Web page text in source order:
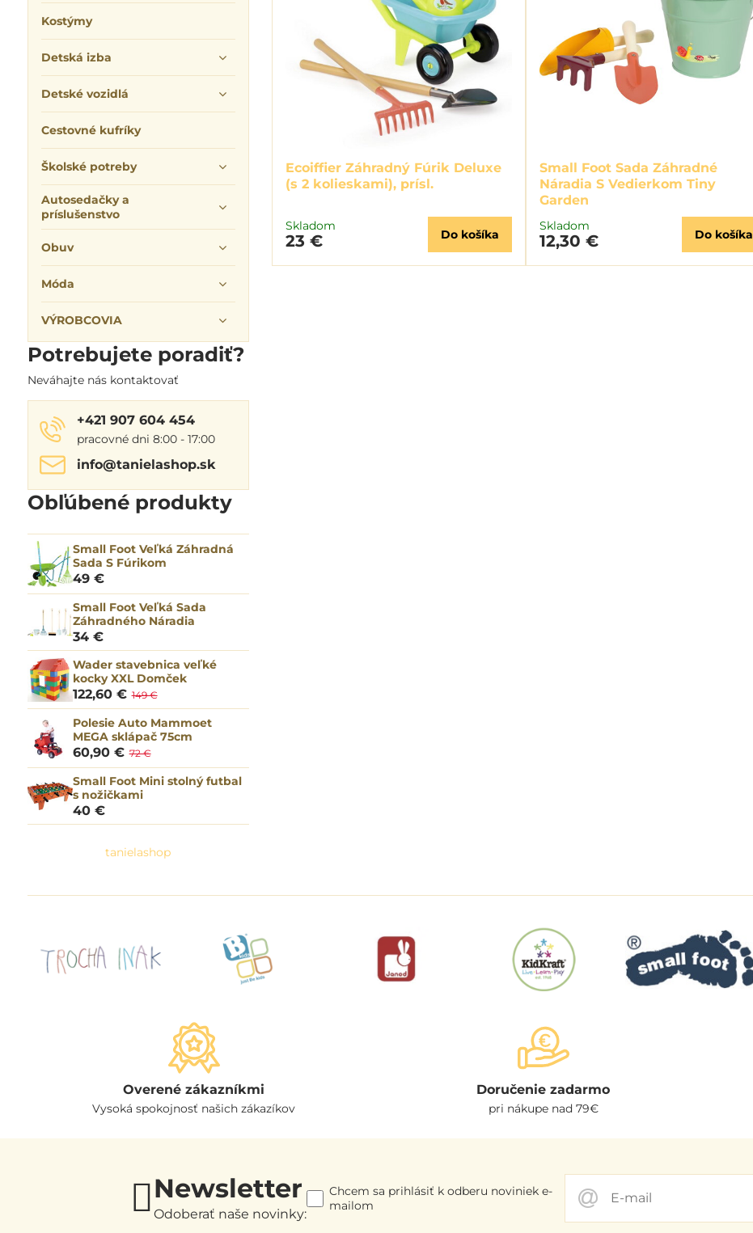
Ecoiffier Záhradný Fúrik Deluxe
(s 2 kolieskami), prísl.
Skladom
23 € Do košíka
Small Foot Sada Záhradné
Náradia S Vedierkom Tiny
Garden
Skladom
12,30 € Do košíka
Kostýmy
Detská izba
Detské vozidlá
Cestovné kufríky
Školské potreby
Autosedačky a
príslušenstvo
Obuv
Móda
VÝROBCOVIA
Potrebujete poradiť?
Neváhajte nás kontaktovať
+421 907 604 454
pracovné dni 8:00 - 17:00
info​@tanielashop​.sk
Obľúbené produkty
Small Foot Veľká Záhradná
Sada S Fúrikom
49 €
Small Foot Veľká Sada
Záhradného Náradia
34 €
Wader stavebnica veľké
kocky XXL Domček
122,60 € 149 €
Polesie Auto Mammoet
MEGA sklápač 75cm
60,90 € 72 €
Small Foot Mini stolný futbal
s nožičkami
40 €
tanielashop
Overené zákazníkmi
Vysoká spokojnosť našich zákazíkov
Doručenie zadarmo
pri nákupe nad 79€
Newsletter
Odoberať naše novinky:
Chcem sa prihlásiť k odberu noviniek e-
mailom